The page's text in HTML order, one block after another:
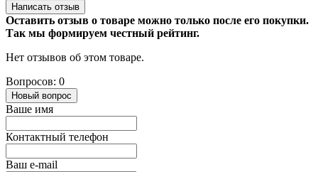
Написать отзыв
Оставить отзыв о товаре можно только после его покупки.
Так мы формируем честный рейтинг.
Нет отзывов об этом товаре.
Вопросов: 0
Новый вопрос
Ваше имя
Контактный телефон
Ваш e-mail